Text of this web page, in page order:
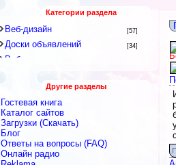
Категории раздела
Веб-дизайн [57]
Доски объявлений [34]
Веб-программирование
Знакомства и Общение
Каталоги
Скрипты
Блоги
Интернет-сервисы, Интернет-
услуги
Другие разделы
Гостевая книга
Каталог сайтов
Загрузки (Скачать)
Блог
Ответы на вопросы (FAQ)
Онлайн радио